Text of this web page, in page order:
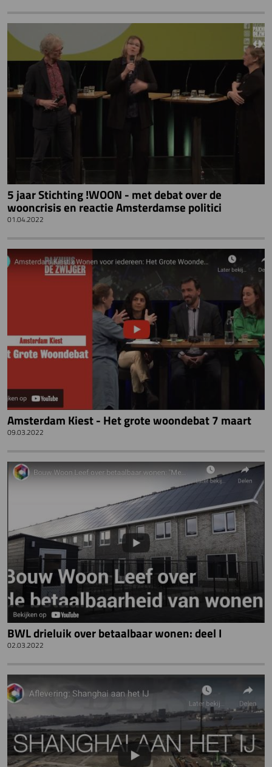
5 jaar Stichting !WOON - met debat over de
wooncrisis en reactie Amsterdamse politici
01.04.2022
Amsterdam Kiest - Het grote woondebat 7 maart
09.03.2022
BWL drieluik over betaalbaar wonen: deel I
02.03.2022